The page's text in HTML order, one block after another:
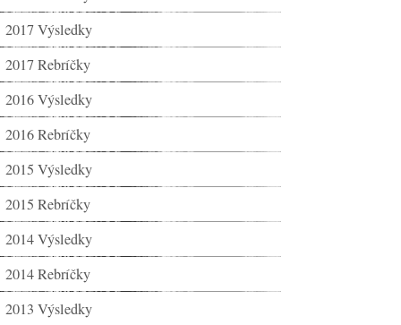
2017 Výsledky
2017 Rebríčky
2016 Výsledky
2016 Rebríčky
2015 Výsledky
2015 Rebríčky
2014 Výsledky
2014 Rebríčky
2013 Výsledky